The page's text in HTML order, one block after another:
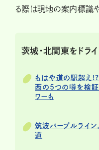
る際は現地の案内標識
茨城・北関東をドラ
もはや道の駅超え
西の5つの噂を検証
ワーも
筑波パープルライ
道